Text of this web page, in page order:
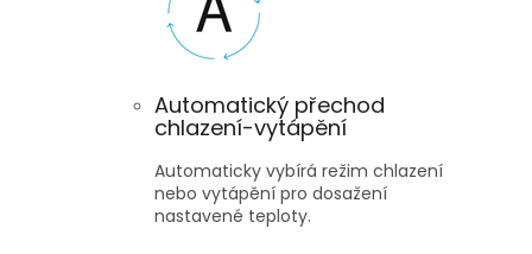
Automatický přechod
chlazení-vytápění
Automaticky vybírá režim chlazení
nebo vytápění pro dosažení
nastavené teploty.